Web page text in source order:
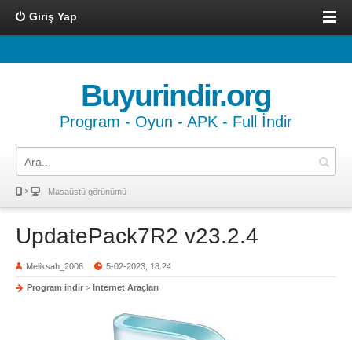
Giriş Yap
Buyurindir.org
Program - Oyun - APK - Full İndir
Masaüstü görünümü
UpdatePack7R2 v23.2.4
Meliksah_2006 5-02-2023, 18:24
Program indir > İnternet Araçları